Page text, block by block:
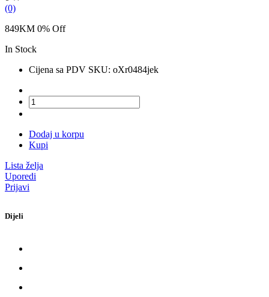
(0)
849KM 0% Off
In Stock
Cijena sa PDV SKU: oXr0484jek
Dodaj u korpu
Kupi
Lista želja
Uporedi
Prijavi
Dijeli